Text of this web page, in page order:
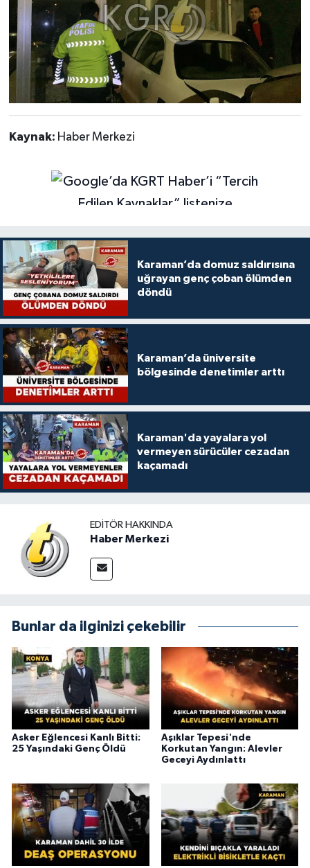
Kaynak: Haber Merkezi
Karaman’da domuz saldırısına
uğrayan genç çoban ölümden
döndü
Karaman’da üniversite
bölgesinde denetimler arttı
Karaman'da yayalara yol
vermeyen sürücüler cezadan
kaçamadı
EDITÖR HAKKINDA
Haber Merkezi
Bunlar da ilginizi çekebilir
Asker Eğlencesi Kanlı Bitti:
25 Yaşındaki Genç Öldü
Aşıklar Tepesi'nde
Korkutan Yangın: Alevler
Geceyi Aydınlattı